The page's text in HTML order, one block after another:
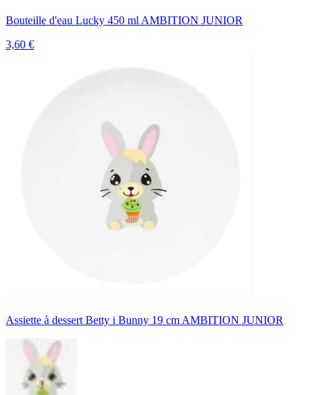
Bouteille d'eau Lucky 450 ml AMBITION JUNIOR
3,60 €
Assiette à dessert Betty i Bunny 19 cm AMBITION JUNIOR